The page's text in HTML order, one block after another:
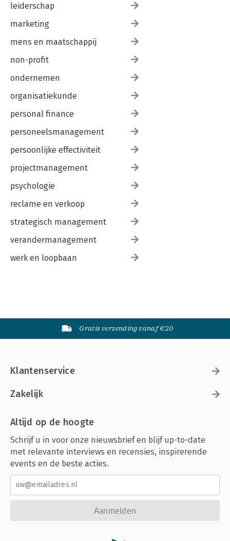
leiderschap
marketing
mens en maatschappij
non-profit
ondernemen
organisatiekunde
personal finance
personeelsmanagement
persoonlijke effectiviteit
projectmanagement
psychologie
reclame en verkoop
strategisch management
verandermanagement
werk en loopbaan
Gratis verzending vanaf €20
Klantenservice
Zakelijk
Altijd op de hoogte
Schrijf u in voor onze nieuwsbrief en blijf up-to-date
met relevante interviews en recensies, inspirerende
events en de beste acties.
Aanmelden